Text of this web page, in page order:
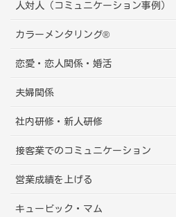
人対人（コミュニケーション事例）
カラーメンタリング®
恋愛・恋人関係・婚活
夫婦関係
社内研修・新人研修
接客業でのコミュニケーション
営業成績を上げる
キュービック・マム